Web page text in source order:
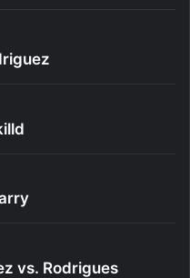
vs. Rodrigues